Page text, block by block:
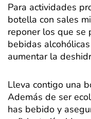
Para actividades
botella con sales
reponer los que se
bebidas
aumentar la
Lleva contigo una
Además de ser
has bebido y